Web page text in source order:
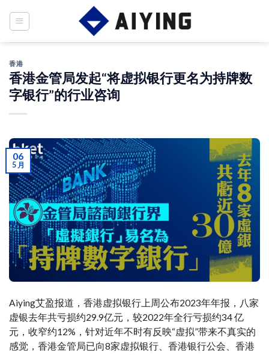
香港
香港金管局发起“将虚拟银行更名为持牌数
字银行”的行业咨询
06
5 月
Aiying艾盈报道，香港虚拟银行上周公布2023年年报，八家
虚银去年共亏损约29.9亿元，较2022年全行亏损约34 亿
元，收窄约12%，针对近年不时有反映“虚拟”带来不真实的
感觉，香港金管局已向8家虚拟银行、香港银行公会、香港